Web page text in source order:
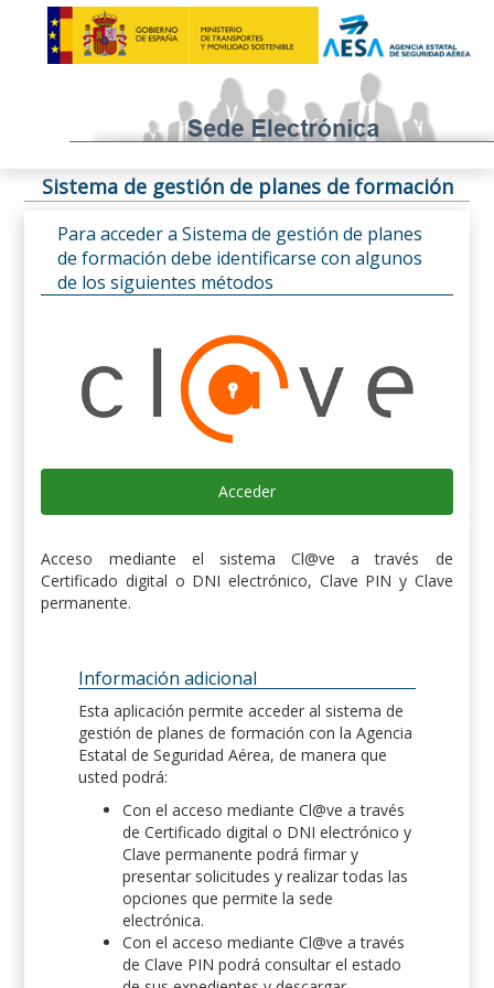
Sistema de gestión de planes de formación
Para acceder a Sistema de gestión de planes
de formación debe identificarse con algunos
de los siguientes métodos
Acceder
Acceso mediante el sistema Cl@ve a través de
Certificado digital o DNI electrónico, Clave PIN y Clave
permanente.
Información adicional
Esta aplicación permite acceder al sistema de
gestión de planes de formación con la Agencia
Estatal de Seguridad Aérea, de manera que
usted podrá:
Con el acceso mediante Cl@ve a través
de Certificado digital o DNI electrónico y
Clave permanente podrá firmar y
presentar solicitudes y realizar todas las
opciones que permite la sede
electrónica.
Con el acceso mediante Cl@ve a través
de Clave PIN podrá consultar el estado